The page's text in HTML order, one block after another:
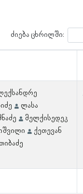
ძიება ცხრილში:
ლასა
მელქისედეკ
ქეთევან